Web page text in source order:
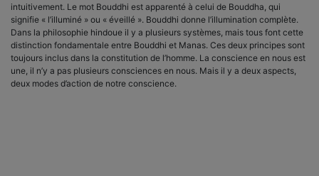
intuitivement. Le mot Bouddhi est apparenté à celui de Bouddha, qui
signifie « l’illuminé » ou « éveillé ». Bouddhi donne l’illumination complète.
Dans la philosophie hindoue il y a plusieurs systèmes, mais tous font cette
distinction fondamentale entre Bouddhi et Manas. Ces deux principes sont
toujours inclus dans la constitution de l’homme. La conscience en nous est
une, il n’y a pas plusieurs consciences en nous. Mais il y a deux aspects,
deux modes d’action de notre conscience.